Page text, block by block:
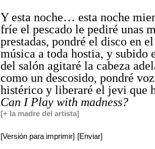
Y esta noche… esta noche
fríe el pescado le pediré unas
prestadas, pondré el disco en
música a toda hostia, y subido
del salón agitaré la cabeza
como un descosido, pondré
histérico y liberaré el jevi que
Can I Play with madness?
[+ la madre del artista]
[Versión para imprimir] [Enviar]